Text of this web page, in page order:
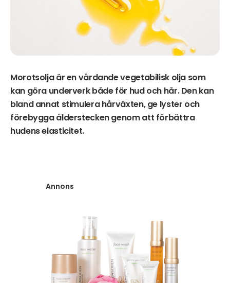
Morotsolja är en vårdande vegetabilisk olja som
kan göra underverk både för hud och hår. Den kan
bland annat stimulera hårväxten, ge lyster och
förebygga ålderstecken genom att förbättra
hudens elasticitet.
Annons